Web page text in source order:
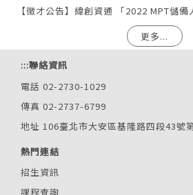
更多...
:::聯絡資訊
電話 02-2730-1029
傳真 02-2737-6799
地址 106臺北市大安區基隆路四段43號
熱門連結
招生資訊
課程查詢